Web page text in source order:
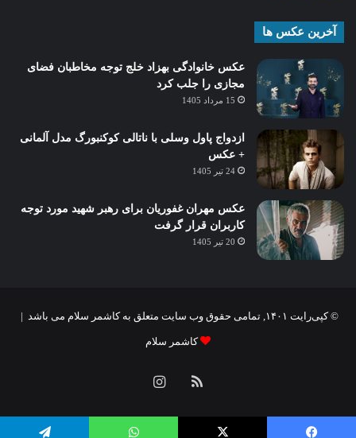
آخرین عکس ها
عکس خانوادگی بهزاد خلج توجه مخاطبان فضای
مجازی را جلب کرد
15 مرداد 1405
ازدواج پاول وسلی با ناتالی کوکنبورگ مدل آلمانی
+ عکس
24 تیر 1405
عکس مهران غفوریان برای رهبر شهید مورد توجه
کاربران قرار گرفت
20 تیر 1405
© کپی‌رایت ۱۴۰۱, تمامی حقوق وب سایت متعلق به کاشمر سلام می باشد |
کاشمر سلام
خوراکاینستاگرام